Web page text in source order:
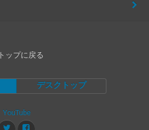
トップに戻る
デスクトップ
YouTube